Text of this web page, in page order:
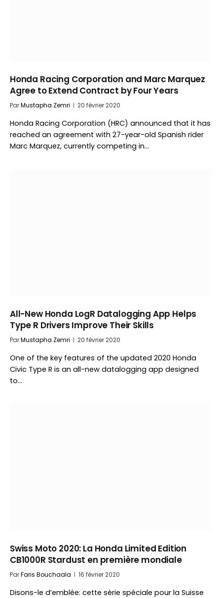
Honda Racing Corporation and Marc Marquez
Agree to Extend Contract by Four Years
ParMustapha Zemri 20 février 2020
Honda Racing Corporation (HRC) announced that it has
reached an agreement with 27-year-old Spanish rider
Marc Marquez, currently competing in…
All-New Honda LogR Datalogging App Helps
Type R Drivers Improve Their Skills
ParMustapha Zemri 20 février 2020
One of the key features of the updated 2020 Honda
Civic Type R is an all-new datalogging app designed
to…
Swiss Moto 2020: La Honda Limited Edition
CB1000R Stardust en première mondiale
ParFaris Bouchaala 16 février 2020
Disons-le d’emblée: cette série spéciale pour la Suisse